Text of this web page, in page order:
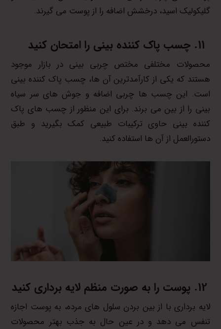
گلیکولیک اسید، درخشش اضافه را از پوست می گیرند.
چسب پاک کننده بینی را امتحان کنید
محصولات مختلفی مختص چربی بینی در بازار موجود
هستند که یکی از کارآمدترین آن ها، چسب پاک کننده بینی
است. این چسب ها چربی اضافه و جوش های سر سیاه
بینی را از بین می برند. برای این منظور از چسب های پاک
کننده بینی حاوی ترکیبات طبیعی کمک بگیرید و طبق
دستورالعمل از آن ها استفاده کنید.
پوست را به صورت منظم لایه برداری کنید
لایه برداری با از بین بردن سلول های مرده، به پوست اجازه
تنفس می دهد و در عین حال به جذب بهتر محصولات